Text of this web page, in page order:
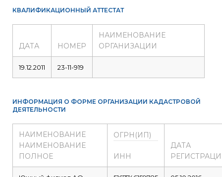
КВАЛИФИКАЦИОННЫЙ АТТЕСТАТ
ДАТА НОМЕР
НАИМЕНОВАНИЕ
ОРГАНИЗАЦИИ
19.12.2011 23-11-919
ИНФОРМАЦИЯ О ФОРМЕ ОРГАНИЗАЦИИ КАДАСТРОВОЙ
ДЕЯТЕЛЬНОСТИ
НАИМЕНОВАНИЕ
НАИМЕНОВАНИЕ
ПОЛНОЕ
ОГРН(ИП)
ИНН
ДАТА